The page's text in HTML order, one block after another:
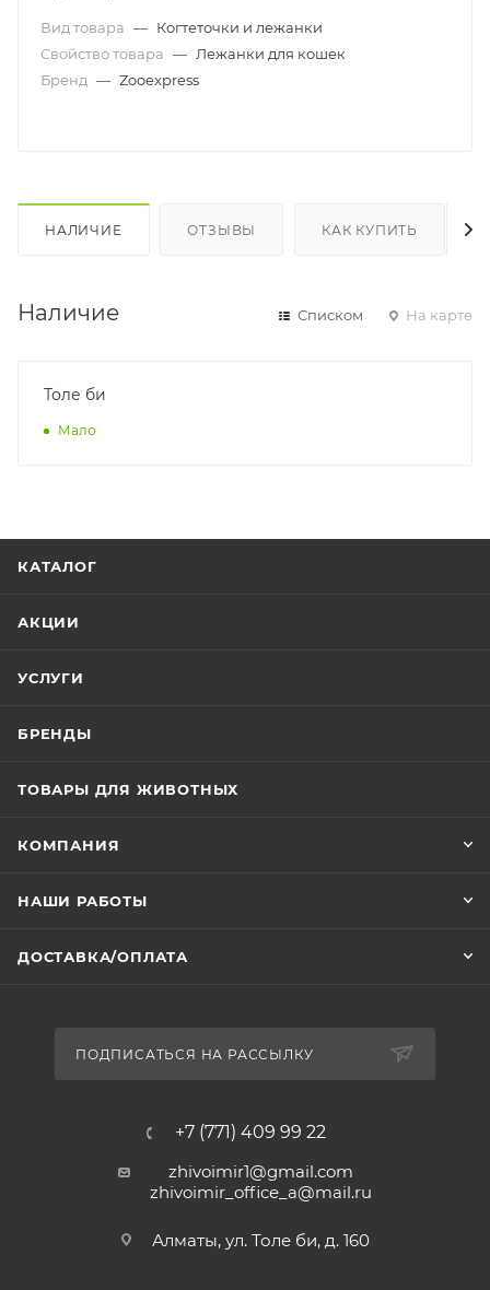
Вид товара — Когтеточки и лежанки
Свойство товара — Лежанки для кошек
Бренд — Zooexpress
НАЛИЧИЕ ОТЗЫВЫ КАК КУПИТЬ
Наличие Списком На карте
Толе би
Мало
КАТАЛОГ
АКЦИИ
УСЛУГИ
БРЕНДЫ
ТОВАРЫ ДЛЯ ЖИВОТНЫХ
КОМПАНИЯ
НАШИ РАБОТЫ
ДОСТАВКА/ОПЛАТА
ПОДПИСАТЬСЯ НА РАССЫЛКУ
+7 (771) 409 99 22
zhivoimir1@gmail.com
zhivoimir_office_a@mail.ru
Алматы, ул. Толе би, д. 160